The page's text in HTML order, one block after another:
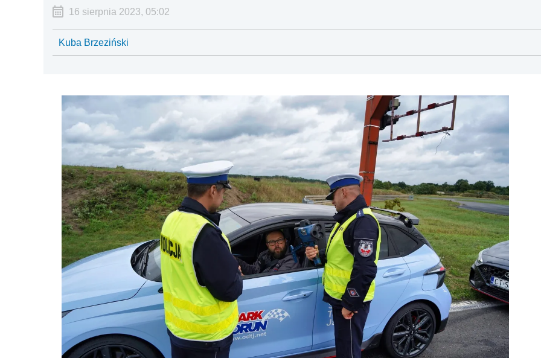
16 sierpnia 2023, 05:02
Kuba Brzeziński